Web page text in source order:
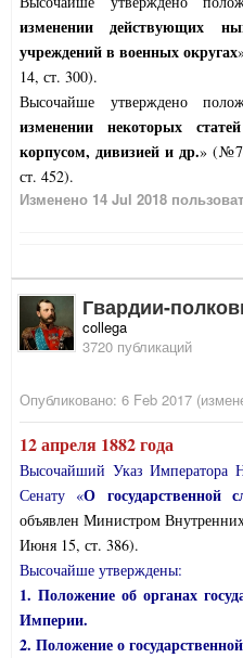
изменении действующих
учреждений в военных округах
14, ст. 300).
Высочайше утверждено
изменении некоторых
корпусом, дивизией и др.»
ст. 452).
Изменено 14 Jul 2018
Гвардии-
collega
3720 публикаций
Опубликовано: 6 Feb 2017
12 апреля 1882 года
Высочайший Указ Императора
Сенату «О государственной
объявлен Министром
Июня 15, ст. 386).
Высочайше утверждены:
1. Положение об органах
Империи.
2. Положение о